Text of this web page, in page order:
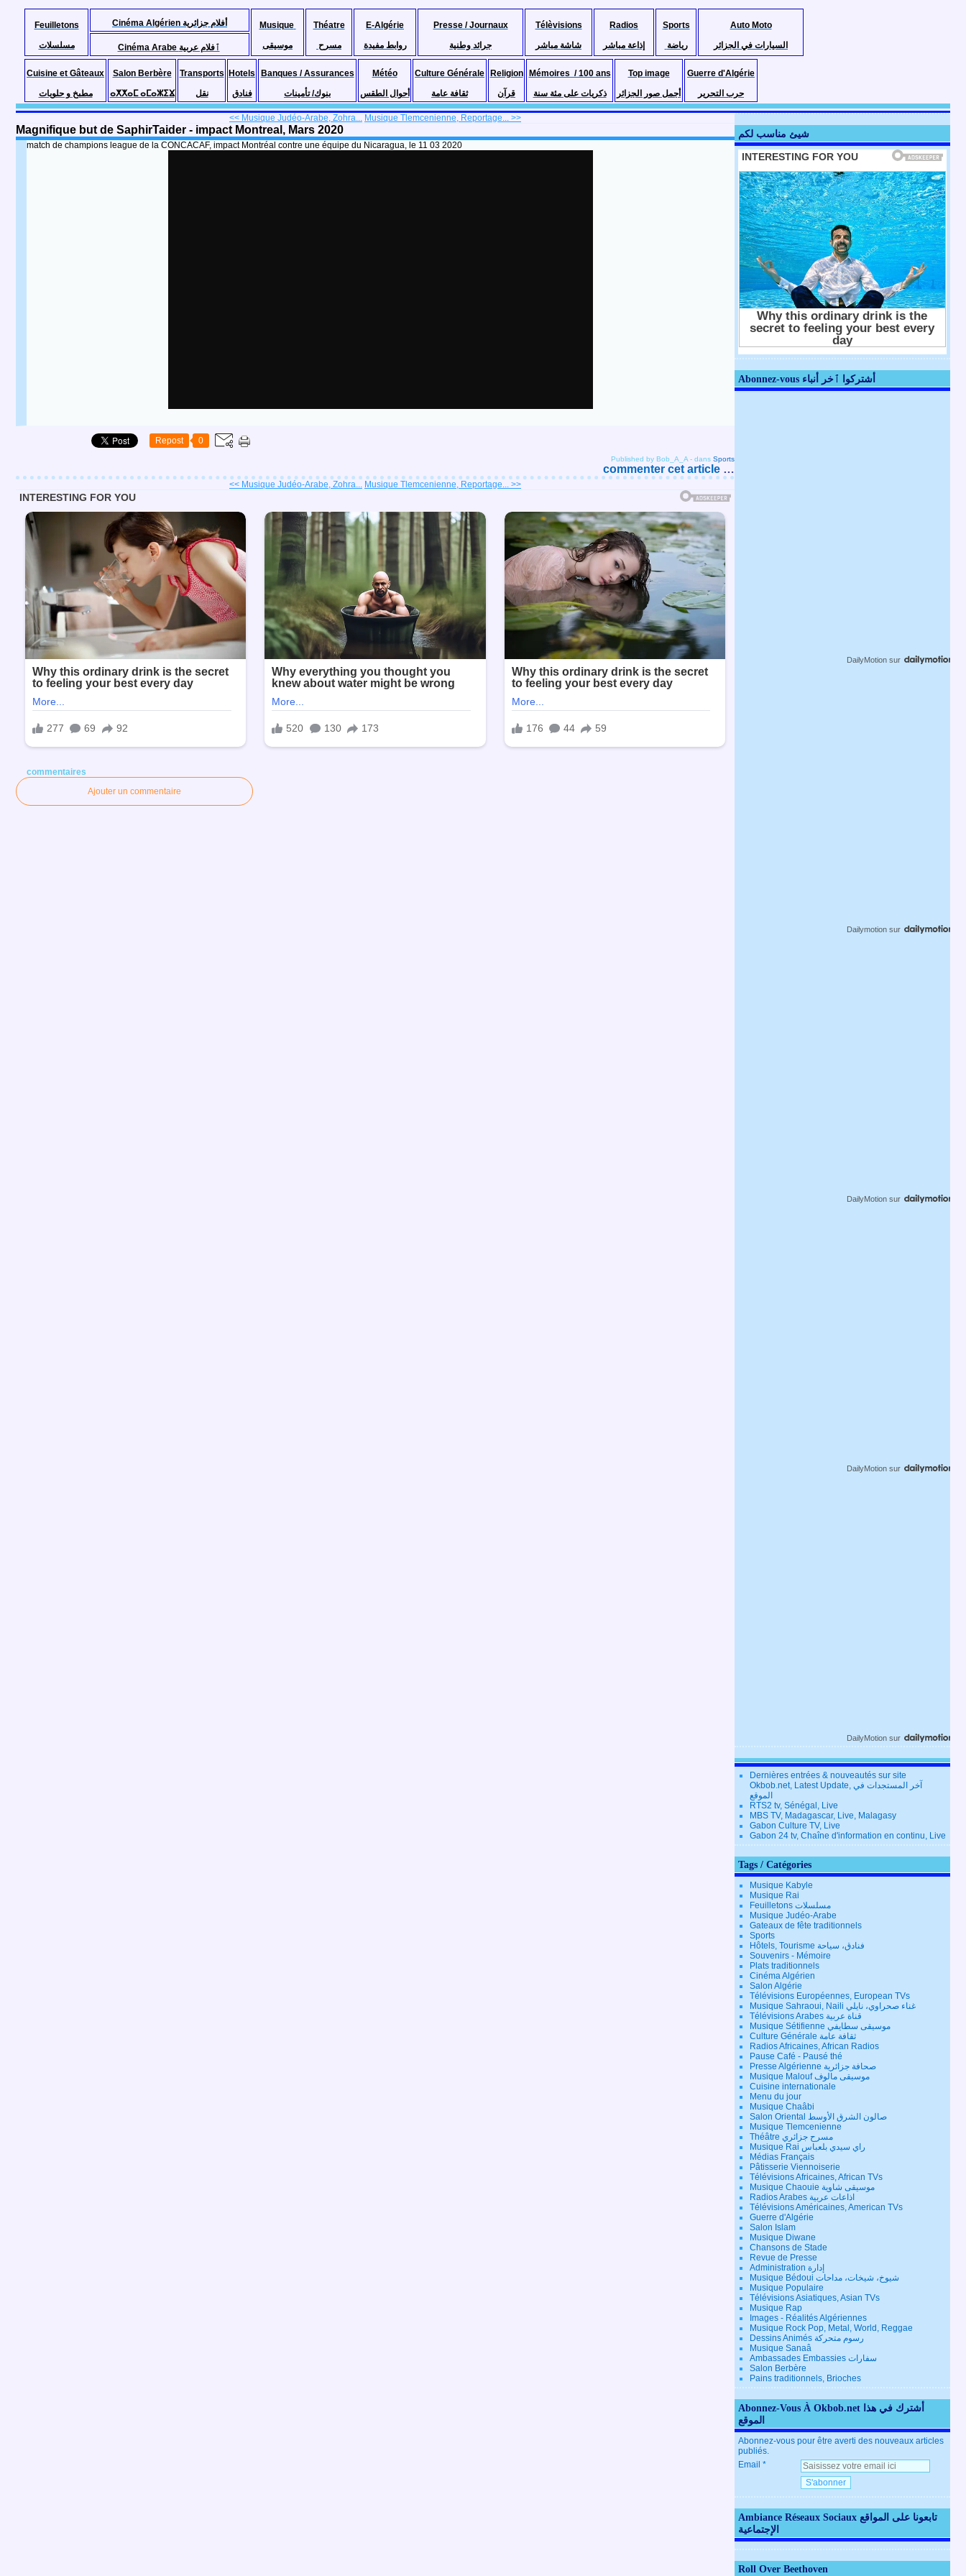
Feuilletons
مسلسلات
Cinéma Algérien أفلام جزائرية
Musique
موسيقى
Théatre
مسرح
E-Algérie
روابط مفيدة
Presse / Journaux
جرائد وطنية
Télèvisions
شاشة مباشر
Radios
إذاعة مباشر
Sports
رياضة
Auto Moto
السيارات في الجزائر
Cinéma Arabe ٱفلام عربية
Cuisine et Gâteaux
مطبخ و حلويات
Salon Berbère
ⴰⵅⵅⴰⵎ ⴰⵎⴰⵣⵉⴴ
Transports
نقل
Hotels
فنادق
Banques / Assurances
بنوك/ تأمينات
Météo
أحوال الطقس
Culture Générale
ثقافة عامة
Religion
قرآن
Mémoires / 100 ans
ذكريات على مئة سنة
Top image
أجمل صور الجزائر
Guerre d'Algérie
حرب التحرير
<< Musique Judéo-Arabe, Zohra... Musique Tlemcenienne, Reportage... >>
Magnifique but de SaphirTaider - impact Montreal, Mars 2020
match de champions league de la CONCACAF, impact Montréal contre une équipe du Nicaragua, le 11 03 2020
Repost 0
Published by Bob_A_A - dans Sports
commenter cet article …
<< Musique Judéo-Arabe, Zohra... Musique Tlemcenienne, Reportage... >>
commentaires
Ajouter un commentaire
شيئ مناسب لكم
Abonnez-vous أشتركوا ٱخر أنباء
DailyMotion sur
Dailymotion sur
DailyMotion sur
DailyMotion sur
DailyMotion sur
Dernières entrées & nouveautés sur site
Okbob.net, Latest Update, آخر المستجدات في
الموقع
RTS2 tv, Sénégal, Live
MBS TV, Madagascar, Live, Malagasy
Gabon Culture TV, Live
Gabon 24 tv, Chaîne d'information en continu, Live
Tags / Catégories
Musique Kabyle
Musique Rai
Feuilletons مسلسلات
Musique Judéo-Arabe
Gateaux de fête traditionnels
Sports
Hôtels, Tourisme فنادق، سياحة
Souvenirs - Mémoire
Plats traditionnels
Cinéma Algérien
Salon Algérie
Télévisions Européennes, European TVs
Musique Sahraoui, Naili غناء صحراوي، نايلي
Télévisions Arabes قناة عربية
Musique Sétifienne موسيقى سطايفي
Culture Générale ثقافة عامة
Radios Africaines, African Radios
Pause Café - Pausé thé
Presse Algérienne صحافة جزائرية
Musique Malouf موسيقى مالوف
Cuisine internationale
Menu du jour
Musique Chaâbi
Salon Oriental صالون الشرق الأوسط
Musique Tlemcenienne
Théâtre مسرح جزائري
Musique Rai راي سيدي بلعباس
Médias Français
Pâtisserie Viennoiserie
Télévisions Africaines, African TVs
Musique Chaouie موسيقى شاوية
Radios Arabes اذاعات عربية
Télévisions Américaines, American TVs
Guerre d'Algérie
Salon Islam
Musique Diwane
Chansons de Stade
Revue de Presse
Administration إدارة
Musique Bédoui شيوخ، شيخات، مداحات
Musique Populaire
Télévisions Asiatiques, Asian TVs
Musique Rap
Images - Réalités Algériennes
Musique Rock Pop, Metal, World, Reggae
Dessins Animés رسوم متحركة
Musique Sanaâ
Ambassades Embassies سفارات
Salon Berbère
Pains traditionnels, Brioches
Abonnez-Vous À Okbob.net أشترك في هذا
الموقع
Abonnez-vous pour être averti des nouveaux articles
publiés.
Email
Ambiance Réseaux Sociaux تابعونا على المواقع
الإجتماعية
Roll Over Beethoven